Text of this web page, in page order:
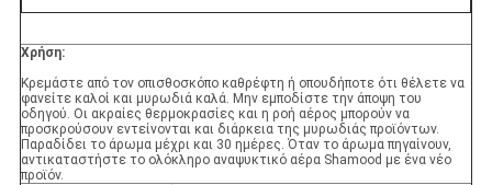
Χρήση:
Κρεμάστε από τον οπισθοσκόπο καθρέφτη ή οπουδήποτε ότι θέλετε να
φανείτε καλοί και μυρωδιά καλά. Μην εμποδίστε την άποψη του
οδηγού. Οι ακραίες θερμοκρασίες και η ροή αέρος μπορούν να
προσκρούσουν εντείνονται και διάρκεια της μυρωδιάς προϊόντων.
Παραδίδει το άρωμα μέχρι και 30 ημέρες. Όταν το άρωμα πηγαίνουν,
αντικαταστήστε το ολόκληρο αναψυκτικό αέρα Shamood με ένα νέο
προϊόν.